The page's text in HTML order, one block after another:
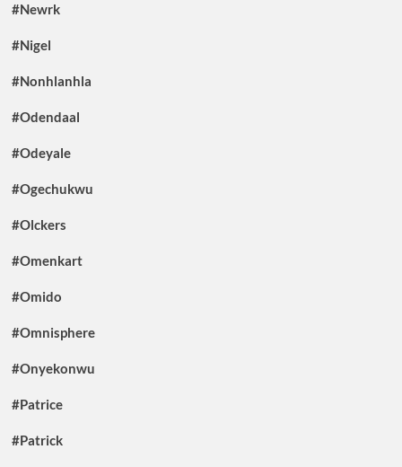
#Newrk
#Nigel
#Nonhlanhla
#Odendaal
#Odeyale
#Ogechukwu
#Olckers
#Omenkart
#Omido
#Omnisphere
#Onyekonwu
#Patrice
#Patrick